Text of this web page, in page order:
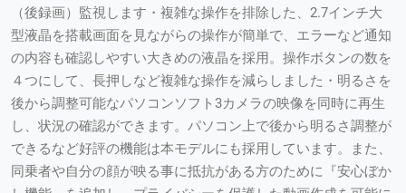
（後録画）監視します・複雑な操作を排除した、2.7インチ大
型液晶を搭載画面を見ながらの操作が簡単で、エラーなど通知
の内容も確認しやすい大きめの液晶を採用。操作ボタンの数を
４つにして、長押しなど複雑な操作を減らしました・明るさを
後から調整可能なパソコンソフト3カメラの映像を同時に再生
し、状況の確認ができます。パソコン上で後から明るさ調整が
できるなど好評の機能は本モデルにも採用しています。また、
同乗者や自分の顔が映る事に抵抗がある方のために『安心ぼか